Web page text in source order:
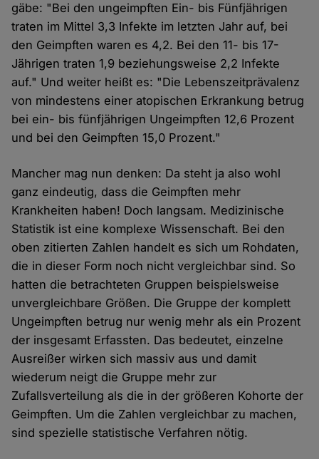
gäbe: "Bei den ungeimpften Ein- bis Fünfjährigen
traten im Mittel 3,3 Infekte im letzten Jahr auf, bei
den Geimpften waren es 4,2. Bei den 11- bis 17-
Jährigen traten 1,9 beziehungsweise 2,2 Infekte
auf." Und weiter heißt es: "Die Lebenszeitprävalenz
von mindestens einer atopischen Erkrankung betrug
bei ein- bis fünfjährigen Ungeimpften 12,6 Prozent
und bei den Geimpften 15,0 Prozent."
Mancher mag nun denken: Da steht ja also wohl
ganz eindeutig, dass die Geimpften mehr
Krankheiten haben! Doch langsam. Medizinische
Statistik ist eine komplexe Wissenschaft. Bei den
oben zitierten Zahlen handelt es sich um Rohdaten,
die in dieser Form noch nicht vergleichbar sind. So
hatten die betrachteten Gruppen beispielsweise
unvergleichbare Größen. Die Gruppe der komplett
Ungeimpften betrug nur wenig mehr als ein Prozent
der insgesamt Erfassten. Das bedeutet, einzelne
Ausreißer wirken sich massiv aus und damit
wiederum neigt die Gruppe mehr zur
Zufallsverteilung als die in der größeren Kohorte der
Geimpften. Um die Zahlen vergleichbar zu machen,
sind spezielle statistische Verfahren nötig.